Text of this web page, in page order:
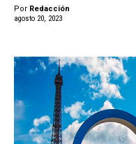
Por Redacción
agosto 20, 2023